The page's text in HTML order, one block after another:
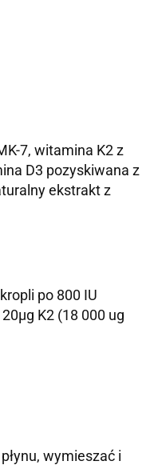
7, witamina K2 z
D3 pozyskiwana z
ekstrakt z
po 800 IU
K2 (18 000 ug
wymieszać i